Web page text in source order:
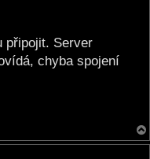
připojit. Server
chyba spojení